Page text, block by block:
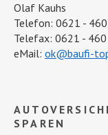
Olaf Kauhs
Telefon: 0621 -
Telefax: 0621 -
eMail: ok@baufi-
SPAREN